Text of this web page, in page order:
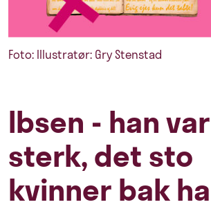
Foto: Illustratør: Gry Stenstad
Ibsen - han
sterk, det sto
kvinner bak